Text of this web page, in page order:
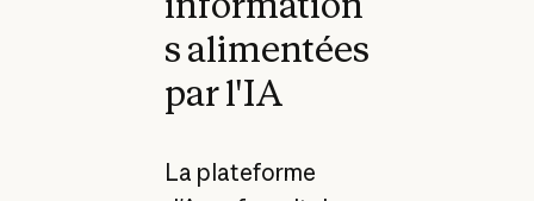
s alimentées
par l'IA
La plateforme